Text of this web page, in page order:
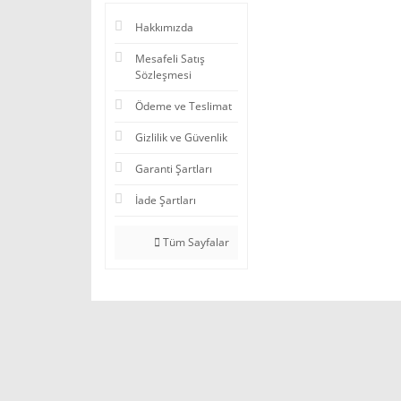
Hakkımızda
Mesafeli Satış
Sözleşmesi
Ödeme ve Teslimat
Gizlilik ve Güvenlik
Garanti Şartları
İade Şartları
Tüm Sayfalar